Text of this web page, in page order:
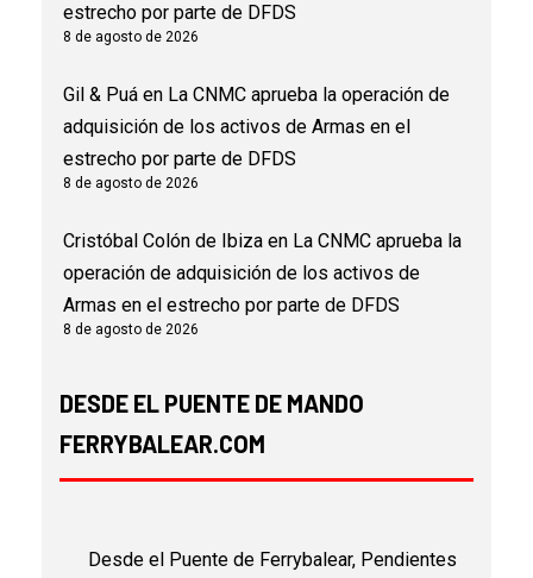
estrecho por parte de DFDS
8 de agosto de 2026
Gil & Puá en La CNMC aprueba la operación de
adquisición de los activos de Armas en el
estrecho por parte de DFDS
8 de agosto de 2026
Cristóbal Colón de Ibiza en La CNMC aprueba la
operación de adquisición de los activos de
Armas en el estrecho por parte de DFDS
8 de agosto de 2026
DESDE EL PUENTE DE MANDO
FERRYBALEAR.COM
Desde el Puente de Ferrybalear, Pendientes